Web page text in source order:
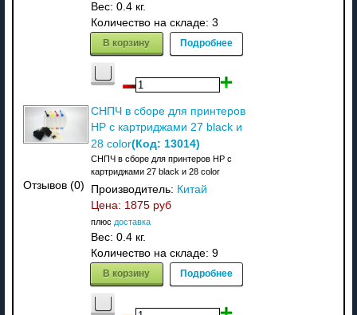
Вес: 0.4 кг.
Количество на складе: 3
В корзину Подробнее
Отзывов (0)
СНПЧ в сборе для принтеров
HP с картриджами 27 black и
28 color(Код: 13014)
СНПЧ в сборе для принтеров HP с
картриджами 27 black и 28 color
Производитель: Китай
Цена: 1875 руб
плюс доставка
Вес: 0.4 кг.
Количество на складе: 9
В корзину Подробнее